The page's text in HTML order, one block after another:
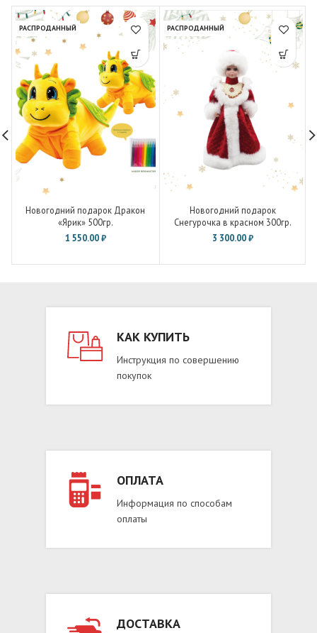
РАСПРОДАННЫЙ
Новогодний подарок Дракон
«Ярик» 500гр.
1 550.00₽
РАСПРОДАННЫЙ
Новогодний подарок
Снегурочка в красном 300гр.
3 300.00₽
КАК КУПИТЬ
Инструкция по совершению
покупок
ОПЛАТА
Информация по способам
оплаты
ДОСТАВКА